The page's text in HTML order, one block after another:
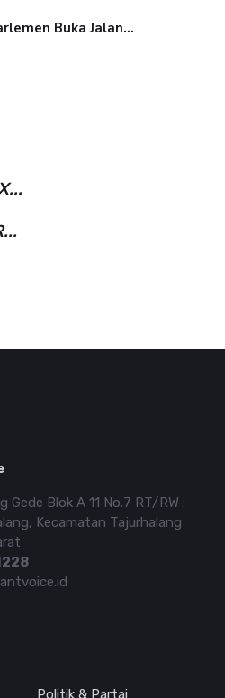
Buka Jalan...
Blok A 11 No.7 RT/RW :
Kecamatan Tajurhalang
Politik & Partai